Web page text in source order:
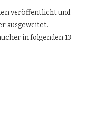
veröffentlicht und
ausgeweitet.
in folgenden 13